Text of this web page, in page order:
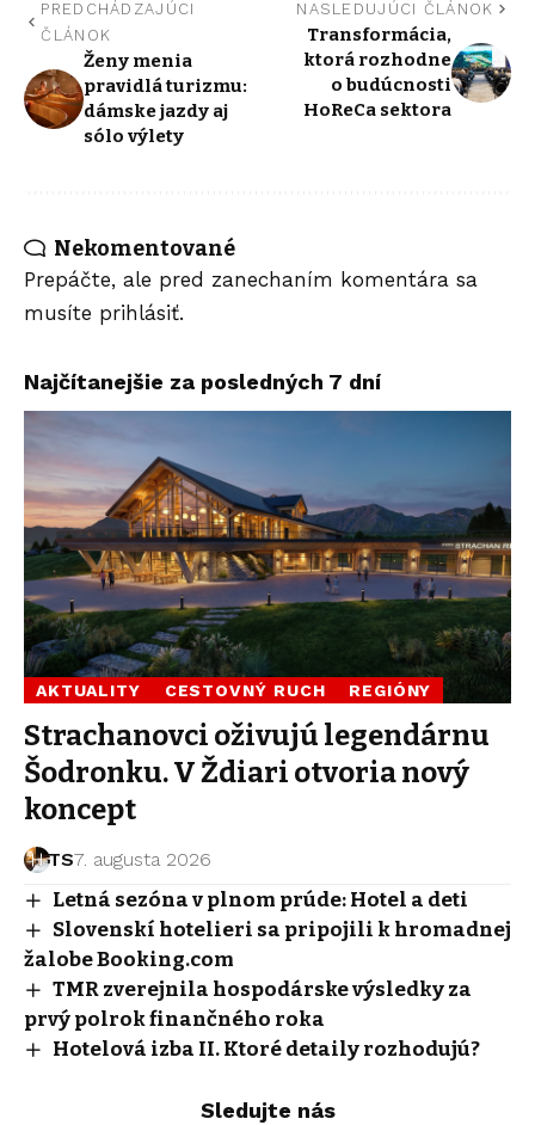
PREDCHÁDZAJÚCI
ČLÁNOK
Ženy menia
pravidlá turizmu:
dámske jazdy aj
sólo výlety
NASLEDUJÚCI ČLÁNOK
Transformácia,
ktorá rozhodne
o budúcnosti
HoReCa sektora
Nekomentované
Prepáčte, ale pred zanechaním komentára sa
musíte prihlásiť.
Najčítanejšie za posledných 7 dní
AKTUALITY CESTOVNÝ RUCH REGIÓNY
Strachanovci oživujú legendárnu
Šodronku. V Ždiari otvoria nový
koncept
TS7. augusta 2026
Letná sezóna v plnom prúde: Hotel a deti
Slovenskí hotelieri sa pripojili k hromadnej
žalobe Booking.com
TMR zverejnila hospodárske výsledky za
prvý polrok finančného roka
Hotelová izba II. Ktoré detaily rozhodujú?
Sledujte nás